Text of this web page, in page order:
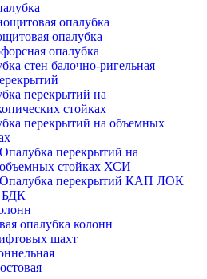
опалубка
опалубка
опалубка
стен балочно-ригельная
перекрытий на
стойках
перекрытий на объемных
Опалубка перекрытий на
объемных стойках ХСИ
Опалубка перекрытий КАП ЛОК
БДК
опалубка колонн
шахт